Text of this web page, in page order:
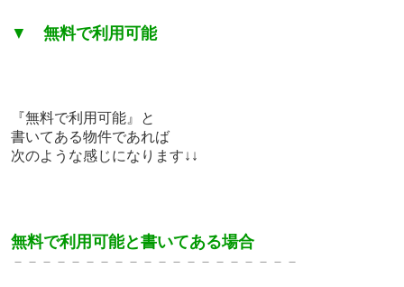
▼ 無料で利用可能
『無料で利用可能』と
書いてある物件であれば
次のような感じになります↓↓
無料で利用可能と書いてある場合
－－－－－－－－－－－－－－－－－－－－